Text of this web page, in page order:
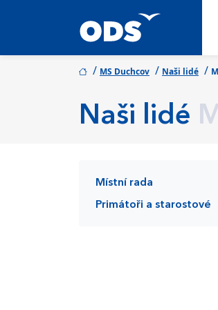
/ MS Duchcov / Naši lidé /
Naši lidé
Místní rada
Primátoři a starostové